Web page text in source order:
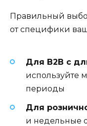
Правильный
от специфики
Для B2B с
используйте
периоды
Для
и недельные